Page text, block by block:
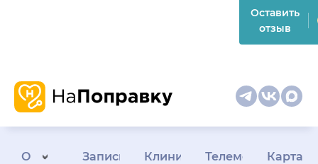
Оставить
отзыв
О
Запись
КлиникамТелемедицина
Карта